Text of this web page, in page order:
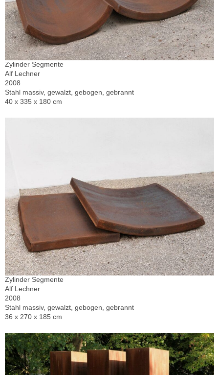
Zylinder Segmente
Alf Lechner
2008
Stahl massiv, gewalzt, gebogen, gebrannt
40 x 335 x 180 cm
Zylinder Segmente
Alf Lechner
2008
Stahl massiv, gewalzt, gebogen, gebrannt
36 x 270 x 185 cm